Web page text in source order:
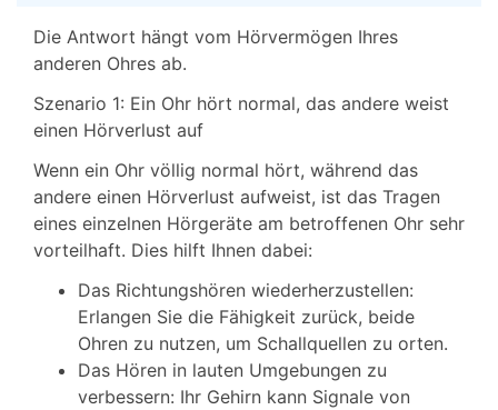
Die Antwort hängt vom Hörvermögen Ihres
anderen Ohres ab.
Szenario 1: Ein Ohr hört normal, das andere weist
einen Hörverlust auf
Wenn ein Ohr völlig normal hört, während das
andere einen Hörverlust aufweist, ist das Tragen
eines einzelnen Hörgeräte am betroffenen Ohr sehr
vorteilhaft. Dies hilft Ihnen dabei:
Das Richtungshören wiederherzustellen:
Erlangen Sie die Fähigkeit zurück, beide
Ohren zu nutzen, um Schallquellen zu orten.
Das Hören in lauten Umgebungen zu
verbessern: Ihr Gehirn kann Signale von